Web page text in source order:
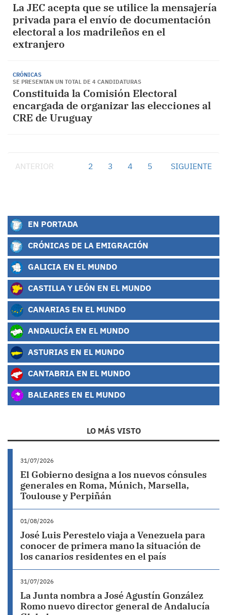
La JEC acepta que se utilice la mensajería
privada para el envío de documentación
electoral a los madrileños en el
extranjero
CRÓNICAS
SE PRESENTAN UN TOTAL DE 4 CANDIDATURAS
Constituida la Comisión Electoral
encargada de organizar las elecciones al
CRE de Uruguay
ANTERIOR 2 3 4 5 SIGUIENTE
EN PORTADA
CRÓNICAS DE LA EMIGRACIÓN
GALICIA EN EL MUNDO
CASTILLA Y LEÓN EN EL MUNDO
CANARIAS EN EL MUNDO
ANDALUCÍA EN EL MUNDO
ASTURIAS EN EL MUNDO
CANTABRIA EN EL MUNDO
BALEARES EN EL MUNDO
LO MÁS VISTO
31/07/2026
El Gobierno designa a los nuevos cónsules
generales en Roma, Múnich, Marsella,
Toulouse y Perpiñán
01/08/2026
José Luis Perestelo viaja a Venezuela para
conocer de primera mano la situación de
los canarios residentes en el país
31/07/2026
La Junta nombra a José Agustín González
Romo nuevo director general de Andalucía